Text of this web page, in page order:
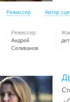
Режиссер Автор
Режиссер:
Андрей
Селиванов